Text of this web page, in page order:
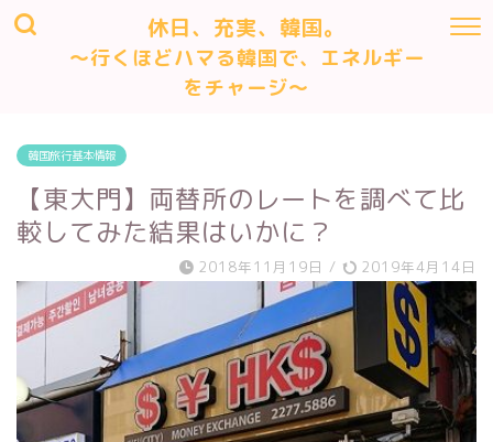
休日、充実、韓国。
～行くほどハマる韓国で、エネルギー
をチャージ～
韓国旅行基本情報
【東大門】両替所のレートを調べて比
較してみた結果はいかに？
2018年11月19日 / 2019年4月14日